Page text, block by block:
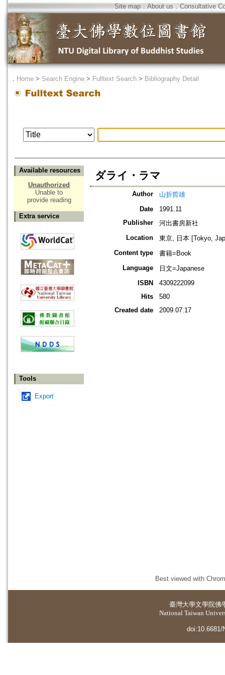
Site map．About us ． Consultative
． Home > Search Engine > Fulltext Search > Bibliography Detail
Available resources
Unauthorized
Unable to
provide reading
Extra service
Tools
Export
ダライ・ラマ
Author
山折哲雄
Date
1991.11
Publisher
河出書房新社
Location
東京, 日本 [Tokyo,
Content type
書籍=Book
Language
日文=Japanese
ISBN
4309222099
Hits
580
Created date
2009.07.17
Best viewed with
臺灣大學文學院佛
National Taiwan
doi:10.6681/